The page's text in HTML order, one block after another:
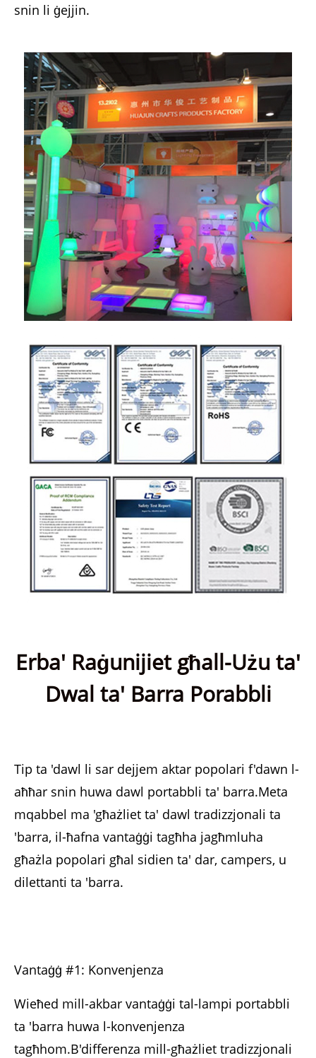
snin li ġejjin.
Erba' Raġunijiet għall-Użu ta'
Dwal ta' Barra Porabbli
Tip ta 'dawl li sar dejjem aktar popolari f'dawn l-
aħħar snin huwa dawl portabbli ta' barra.Meta
mqabbel ma 'għażliet ta' dawl tradizzjonali ta
'barra, il-ħafna vantaġġi tagħha jagħmluha
għażla popolari għal sidien ta' dar, campers, u
dilettanti ta 'barra.
Vantaġġ #1: Konvenjenza
Wieħed mill-akbar vantaġġi tal-lampi portabbli
ta 'barra huwa l-konvenjenza
tagħhom.B'differenza mill-għażliet tradizzjonali